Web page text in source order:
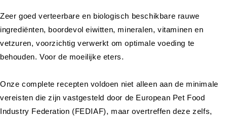
Zeer goed verteerbare en biologisch beschikbare rauwe
ingrediënten, boordevol eiwitten, mineralen, vitaminen en
vetzuren, voorzichtig verwerkt om optimale voeding te
behouden. Voor de moeilijke eters.
Onze complete recepten voldoen niet alleen aan de minimale
vereisten die zijn vastgesteld door de European Pet Food
Industry Federation (FEDIAF), maar overtreffen deze zelfs,